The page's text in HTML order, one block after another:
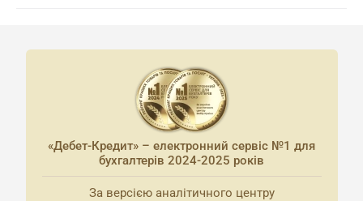
«Дебет-Кредит» – електронний сервіс №1 для
бухгалтерів 2024-2025 років
За версією аналітичного центру